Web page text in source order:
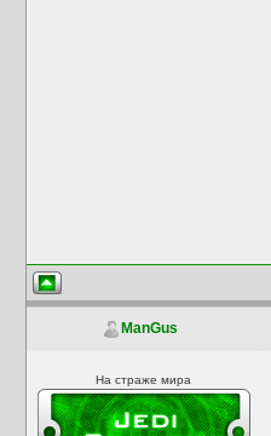
ManGus
На страже мира